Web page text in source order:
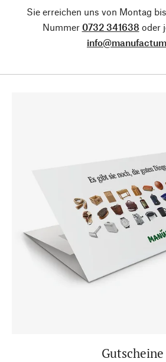
Sie erreichen uns von Montag
Nummer 0732 341638 oder
Gutscheine